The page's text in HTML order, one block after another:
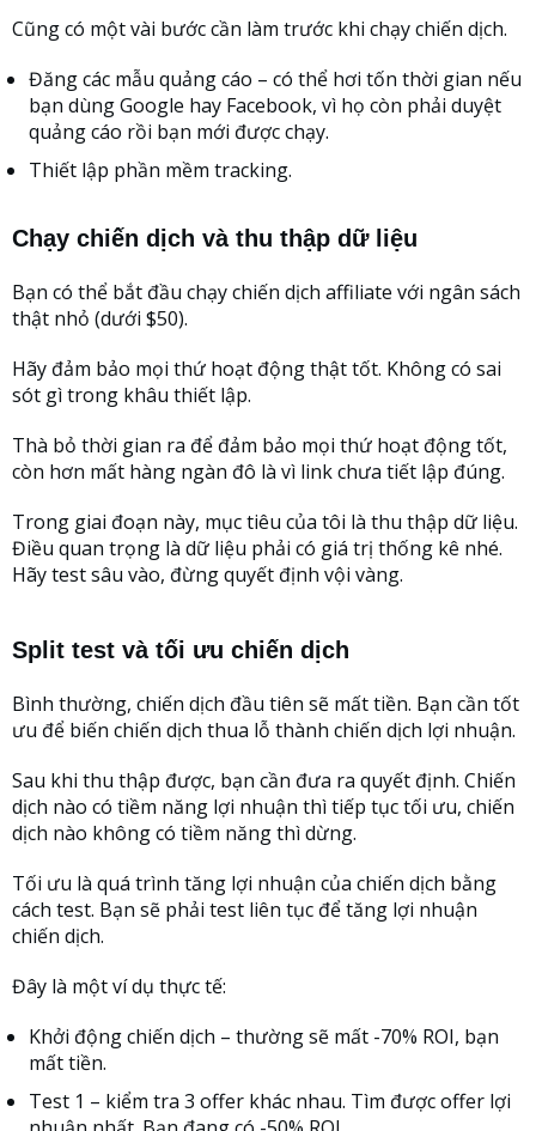
Cũng có một vài bước cần làm trước khi chạy chiến dịch.
Đăng các mẫu quảng cáo – có thể hơi tốn thời gian nếu
bạn dùng Google hay Facebook, vì họ còn phải duyệt
quảng cáo rồi bạn mới được chạy.
Thiết lập phần mềm tracking.
Chạy chiến dịch và thu thập dữ liệu
Bạn có thể bắt đầu chạy chiến dịch affiliate với ngân sách
thật nhỏ (dưới $50).
Hãy đảm bảo mọi thứ hoạt động thật tốt. Không có sai
sót gì trong khâu thiết lập.
Thà bỏ thời gian ra để đảm bảo mọi thứ hoạt động tốt,
còn hơn mất hàng ngàn đô là vì link chưa tiết lập đúng.
Trong giai đoạn này, mục tiêu của tôi là thu thập dữ liệu.
Điều quan trọng là dữ liệu phải có giá trị thống kê nhé.
Hãy test sâu vào, đừng quyết định vội vàng.
Split test và tối ưu chiến dịch
Bình thường, chiến dịch đầu tiên sẽ mất tiền. Bạn cần tốt
ưu để biến chiến dịch thua lỗ thành chiến dịch lợi nhuận.
Sau khi thu thập được, bạn cần đưa ra quyết định. Chiến
dịch nào có tiềm năng lợi nhuận thì tiếp tục tối ưu, chiến
dịch nào không có tiềm năng thì dừng.
Tối ưu là quá trình tăng lợi nhuận của chiến dịch bằng
cách test. Bạn sẽ phải test liên tục để tăng lợi nhuận
chiến dịch.
Đây là một ví dụ thực tế:
Khởi động chiến dịch – thường sẽ mất -70% ROI, bạn
mất tiền.
Test 1 – kiểm tra 3 offer khác nhau. Tìm được offer lợi